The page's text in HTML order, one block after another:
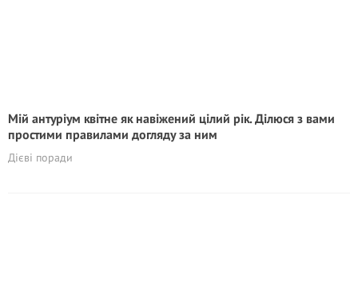
Мій антуріум квітне як навіжений цілий рік. Ділюся з вами
простими правилами догляду за ним
Дієві поради